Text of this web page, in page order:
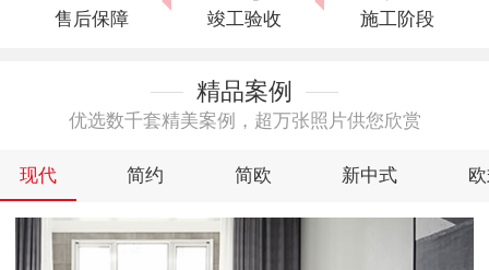
售后保障 竣工验收 施工阶段
精品案例
优选数千套精美案例，超万张照片供您欣赏
现代 简约 简欧 新中式